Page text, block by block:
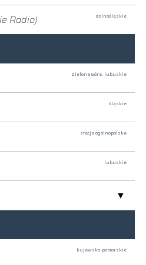
Radio) dolnośląskie
Zielona Góra, lubuskie
śląskie
stacja ogólnopolska
lubuskie
kujawsko-pomorskie